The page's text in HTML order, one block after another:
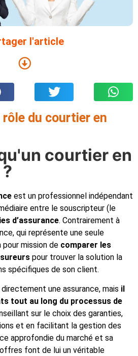
l'article
du courtier en
courtier en
est un professionnel indépendant
entre le souscripteur (le
d’assurance. Contrairement à
qui représente une seule
mission de comparer les
pour trouver la solution la
spécifiques de son client.
une assurance, mais il
tout au long du processus de
sur le choix des garanties,
et en facilitant la gestion des
approfondie du marché et sa
font de lui un véritable